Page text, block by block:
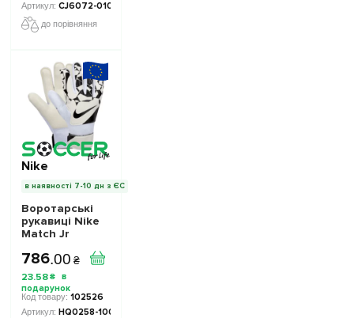
CJ6072-010-1004
до порівняння
Nike
в наявності 7-10 дн з ЄС
Воротарські
рукавиці Nike
Match Jr
дитячі -
Офіційна
Продукція
786.00 ₴
23.58 ₴
102526
HQ0258-100-1004